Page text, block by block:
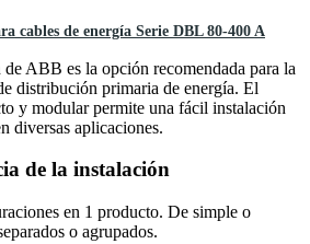
cables de energía Serie DBL 80-400 A
ABB es la opción recomendada para la
distribución primaria de energía. El
y modular permite una fácil instalación
diversas aplicaciones.
de la instalación
en 1 producto. De simple o
o agrupados.